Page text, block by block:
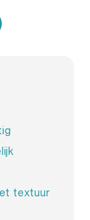
textuur